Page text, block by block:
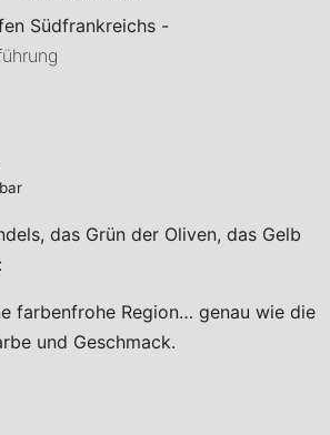
Südfrankreichs -
das Grün der Oliven, das Gelb
farbenfrohe Region… genau wie die
und Geschmack.